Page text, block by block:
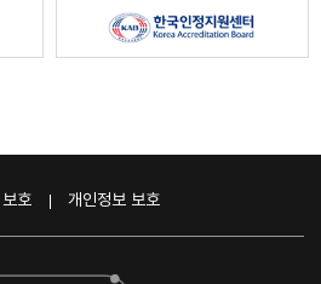
호 개인정보 보호